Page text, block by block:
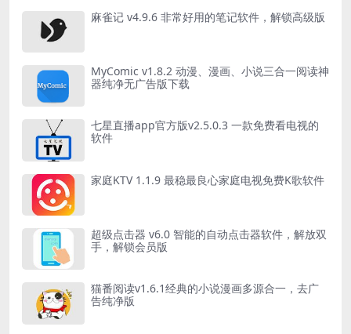
麻雀记 v4.9.6 非常好用的笔记软件，解锁高级版
MyComic v1.8.2 动漫、漫画、小说三合一阅读神
器纯净无广告版下载
七星直播app官方版v2.5.0.3 一款免费看电视的
软件
家庭KTV 1.1.9 最稳最良心家庭电视免费K歌软件
超级点击器 v6.0 智能的自动点击器软件，解放双
手，解锁会员版
猫番阅读v1.6.1经典的小说漫画多源合一，去广
告纯净版